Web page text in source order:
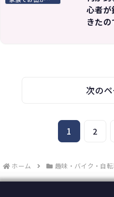
心者が
きたの
次の
1 2
ホーム 趣味・バイク・自